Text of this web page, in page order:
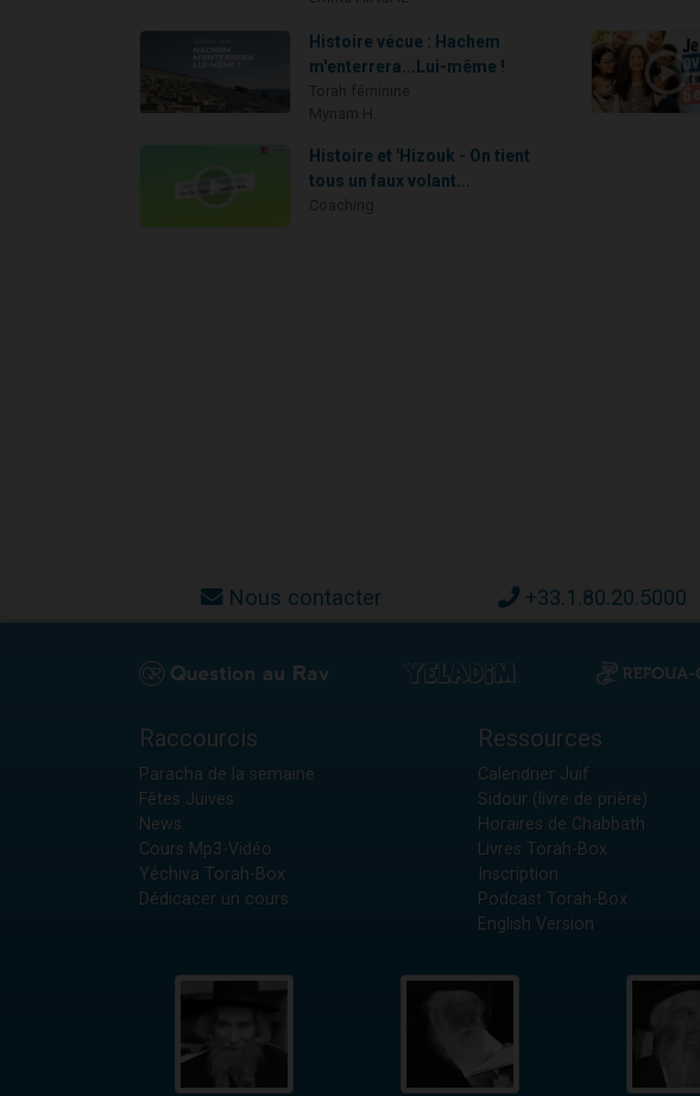
Histoire vécue : Hachem
m'enterrera...Lui-même !
Histoire et 'Hizouk - On tient
tous un faux volant...
Nous contacter +33.1.80.20.5000
Raccourcis
Paracha de la semaine
Fêtes Juives
News
Cours Mp3-Vidéo
Yéchiva Torah-Box
Dédicacer un cours
Ressources
Calendrier Juif
Sidour (livre de prière)
Horaires de Chabbath
Livres Torah-Box
Inscription
Podcast Torah-Box
English Version